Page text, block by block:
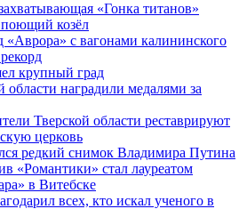
«Гонка титанов»
поющий козёл
«Аврора» с вагонами калининского
крупный град
области наградили медалями за
Тверской области реставрируют
церковь
редкий снимок Владимира Путина
«Романтики» стал лауреатом
в Витебске
всех, кто искал ученого в